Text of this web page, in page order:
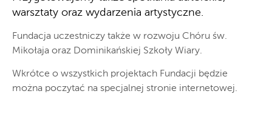
warsztaty oraz wydarzenia artystyczne.
Fundacja uczestniczy także w rozwoju Chóru św.
Mikołaja oraz Dominikańskiej Szkoły Wiary.
Wkrótce o wszystkich projektach Fundacji będzie
można poczytać na specjalnej stronie internetowej.